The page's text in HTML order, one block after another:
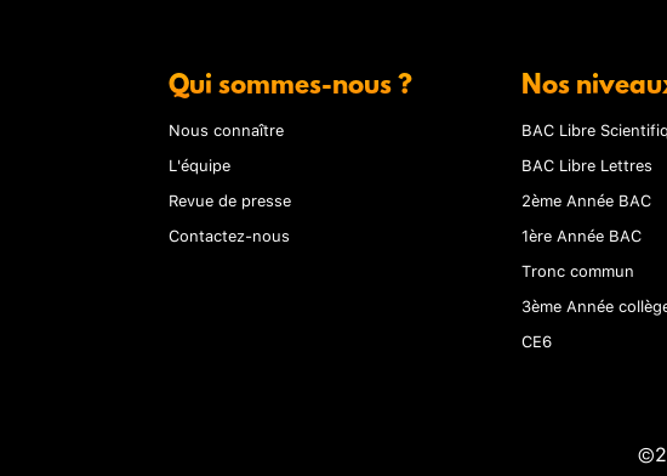
Qui sommes-nous ?
Nous connaître
L'équipe
Revue de presse
Contactez-nous
Nos
BAC Libre
BAC Libre Lettres
2ème Année BAC
1ère Année BAC
Tronc commun
3ème Année
CE6